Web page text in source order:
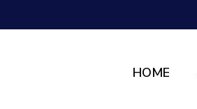
HOME